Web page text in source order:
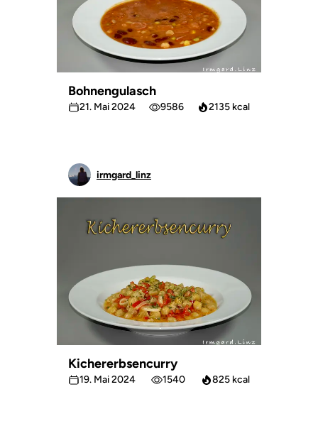
Bohnengulasch
21. Mai 2024 9586 2135 kcal
irmgard_linz
Kichererbsencurry
19. Mai 2024 1540 825 kcal